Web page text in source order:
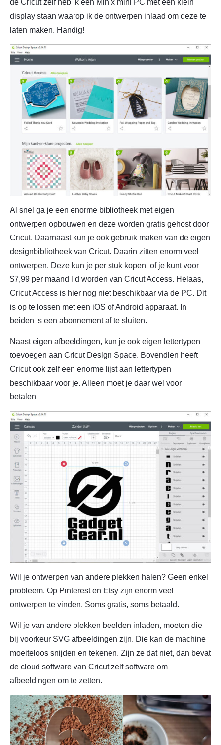
de Cricut zelf heb ik een Minix mini PC met een klein
display staan waarop ik de ontwerpen inlaad om deze te
laten maken. Handig!
Al snel ga je een enorme bibliotheek met eigen
ontwerpen opbouwen en deze worden gratis gehost door
Cricut. Daarnaast kun je ook gebruik maken van de eigen
designbibliotheek van Cricut. Daarin zitten enorm veel
ontwerpen. Deze kun je per stuk kopen, of je kunt voor
$7,99 per maand lid worden van Cricut Access. Helaas,
Cricut Access is hier nog niet beschikbaar via de PC. Dit
is op te lossen met een iOS of Android apparaat. In
beiden is een abonnement af te sluiten.
Naast eigen afbeeldingen, kun je ook eigen lettertypen
toevoegen aan Cricut Design Space. Bovendien heeft
Cricut ook zelf een enorme lijst aan lettertypen
beschikbaar voor je. Alleen moet je daar wel voor
betalen.
Wil je ontwerpen van andere plekken halen? Geen enkel
probleem. Op Pinterest en Etsy zijn enorm veel
ontwerpen te vinden. Soms gratis, soms betaald.
Wil je van andere plekken beelden inladen, moeten die
bij voorkeur SVG afbeeldingen zijn. Die kan de machine
moeiteloos snijden en tekenen. Zijn ze dat niet, dan bevat
de cloud software van Cricut zelf software om
afbeeldingen om te zetten.